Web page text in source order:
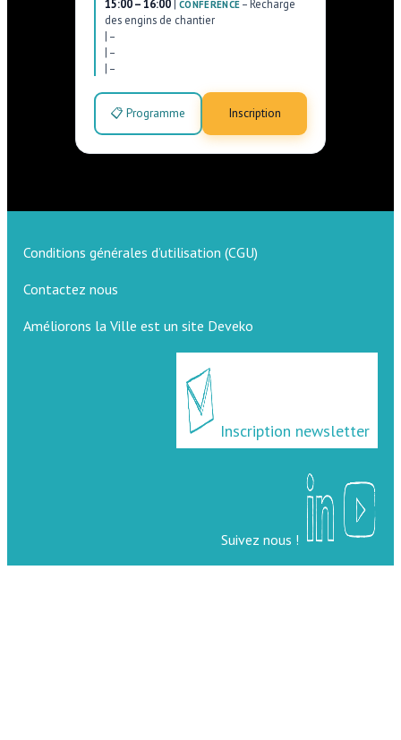
15:00 – 16:00 | CONFÉRENCE – Recharge
des engins de chantier
| –
| –
| –
📋 Programme Inscription
Conditions générales d’utilisation (CGU)
Contactez nous
Améliorons la Ville est un site Deveko
Inscription newsletter
Suivez nous !